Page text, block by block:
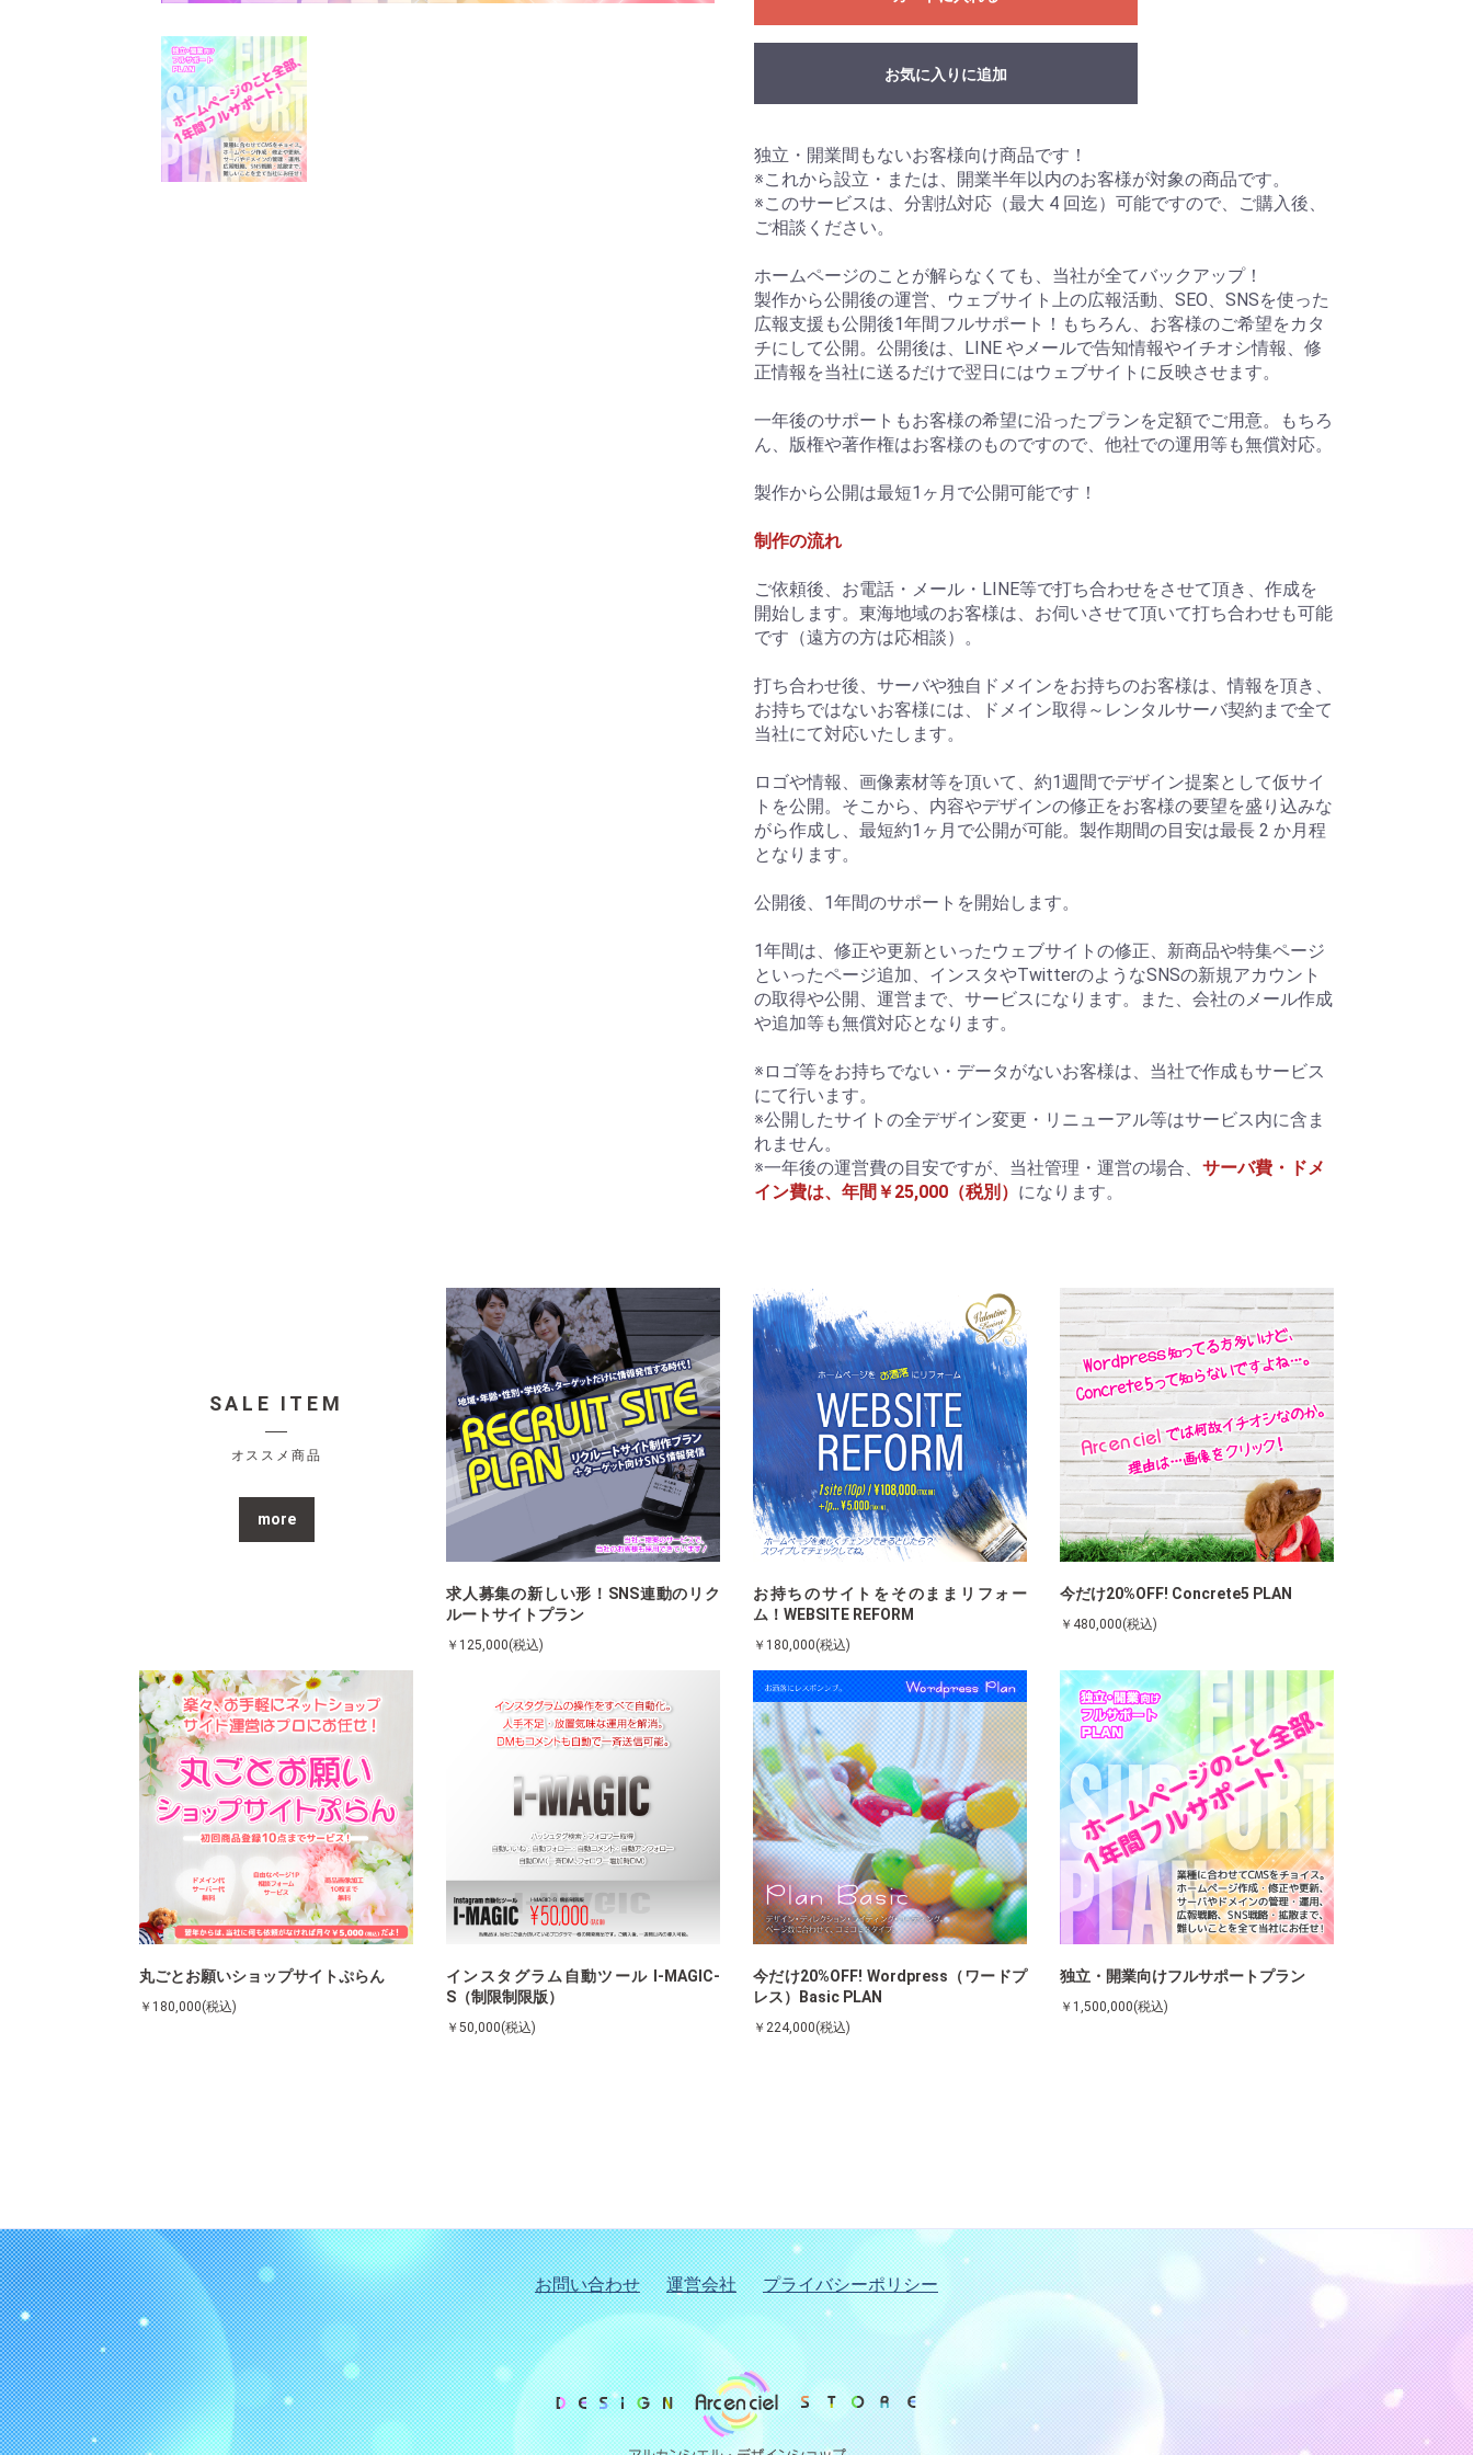
カートへ進む
お気に入りに追加
独立・開業間もないお客様向け商品です！
※これから設立・または、開業半年以内のお客様が対象の商品です。
※このサービスは、分割払対応（最大 4 回迄）可能ですので、ご購入後、
ご相談ください。
ホームページのことが解らなくても、当社が全てバックアップ！
製作から公開後の運営、ウェブサイト上の広報活動、SEO、SNSを使った
広報支援も公開後1年間フルサポート！もちろん、お客様のご希望をカタ
チにして公開。公開後は、LINE やメールで告知情報やイチオシ情報、修
正情報を当社に送るだけで翌日にはウェブサイトに反映させます。
一年後のサポートもお客様の希望に沿ったプランを定額でご用意。もちろ
ん、版権や著作権はお客様のものですので、他社での運用等も無償対応。
製作から公開は最短1ヶ月で公開可能です！
制作の流れ
ご依頼後、お電話・メール・LINE等で打ち合わせをさせて頂き、作成を
開始します。東海地域のお客様は、お伺いさせて頂いて打ち合わせも可能
です（遠方の方は応相談）。
打ち合わせ後、サーバや独自ドメインをお持ちのお客様は、情報を頂き、
お持ちではないお客様には、ドメイン取得～レンタルサーバ契約まで全て
当社にて対応いたします。
ロゴや情報、画像素材等を頂いて、約1週間でデザイン提案として仮サイ
トを公開。そこから、内容やデザインの修正をお客様の要望を盛り込みな
がら作成し、最短約1ヶ月で公開が可能。製作期間の目安は最長 2 か月程
となります。
公開後、1年間のサポートを開始します。
1年間は、修正や更新といったウェブサイトの修正、新商品や特集ページ
といったページ追加、インスタやTwitterのようなSNSの新規アカウント
の取得や公開、運営まで、サービスになります。また、会社のメール作成
や追加等も無償対応となります。
※ロゴ等をお持ちでない・データがないお客様は、当社で作成もサービス
にて行います。
※公開したサイトの全デザイン変更・リニューアル等はサービス内に含ま
れません。
※一年後の運営費の目安ですが、当社管理・運営の場合、 サーバ費・ドメ
イン費は、年間￥25,000（税別） になります。
SALE ITEM
オススメ商品
more
求人募集の新しい形！SNS連動のリク
ルートサイトプラン
￥125,000(税込)
お持ちのサイトをそのままリフォー
ム！WEBSITE REFORM
￥180,000(税込)
今だけ20%OFF! Concrete5 PLAN
￥480,000(税込)
丸ごとお願いショップサイトぷらん
￥180,000(税込)
インスタグラム自動ツール I-MAGIC-
S（制限制限版）
￥50,000(税込)
今だけ20%OFF! Wordpress（ワードプ
レス）Basic PLAN
￥224,000(税込)
独立・開業向けフルサポートプラン
￥1,500,000(税込)
お問い合わせ 運営会社 プライバシーポリシー